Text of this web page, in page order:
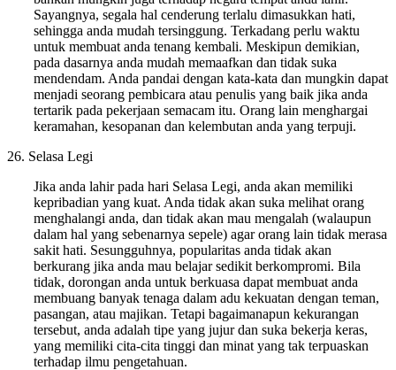
Sayangnya, segala hal cenderung terlalu dimasukkan hati,
sehingga anda mudah tersinggung. Terkadang perlu waktu
untuk membuat anda tenang kembali. Meskipun demikian,
pada dasarnya anda mudah memaafkan dan tidak suka
mendendam. Anda pandai dengan kata-kata dan mungkin dapat
menjadi seorang pembicara atau penulis yang baik jika anda
tertarik pada pekerjaan semacam itu. Orang lain menghargai
keramahan, kesopanan dan kelembutan anda yang terpuji.
26. Selasa Legi
Jika anda lahir pada hari Selasa Legi, anda akan memiliki
kepribadian yang kuat. Anda tidak akan suka melihat orang
menghalangi anda, dan tidak akan mau mengalah (walaupun
dalam hal yang sebenarnya sepele) agar orang lain tidak merasa
sakit hati. Sesungguhnya, popularitas anda tidak akan
berkurang jika anda mau belajar sedikit berkompromi. Bila
tidak, dorongan anda untuk berkuasa dapat membuat anda
membuang banyak tenaga dalam adu kekuatan dengan teman,
pasangan, atau majikan. Tetapi bagaimanapun kekurangan
tersebut, anda adalah tipe yang jujur dan suka bekerja keras,
yang memiliki cita-cita tinggi dan minat yang tak terpuaskan
terhadap ilmu pengetahuan.